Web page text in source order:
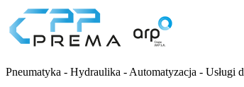
Pneumatyka - Hydraulika - Automatyzacja - Usługi